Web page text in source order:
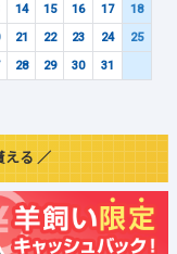
14 15 16 17
18
21 22 23 24
25
28 29 30 31
える ／